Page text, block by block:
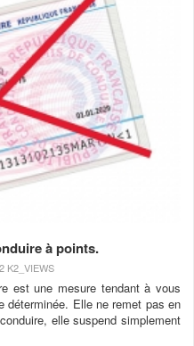
à points.
K2_VIEWS
est une mesure tendant à vous
déterminée. Elle ne remet pas en
elle suspend simplement